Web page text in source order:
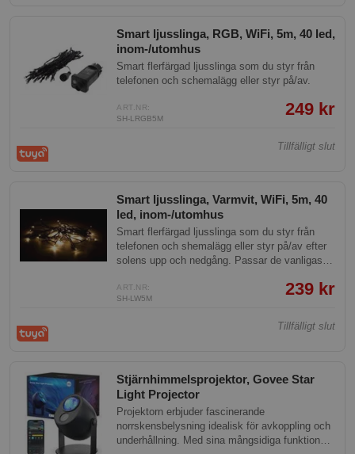
Smart ljusslinga, RGB, WiFi, 5m, 40 led,
inom-/utomhus
Smart flerfärgad ljusslinga som du styr från
telefonen och schemalägg eller styr på/av.
ART.NR:
SH-LRGB5M
249 kr
Tillfälligt slut
Smart ljusslinga, Varmvit, WiFi, 5m, 40
led, inom-/utomhus
Smart flerfärgad ljusslinga som du styr från
telefonen och shemalägg eller styr på/av efter
solens upp och nedgång. Passar de vanligaste
ART.NR:
SH-LW5M
239 kr
Tillfälligt slut
Stjärnhimmelsprojektor, Govee Star
Light Projector
Projektorn erbjuder fascinerande
norrskensbelysning idealisk för avkoppling och
underhållning. Med sina mångsidiga funktioner